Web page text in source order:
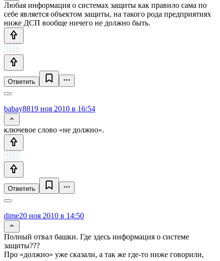
Любая информация о системах защиты как правило сама по
себе является объектом защиты, на такого рода предприятиях
ниже ДСП вообще ничего не должно быть.
Ответить
babay8819 ноя 2010 в 16:54
ключевое слово «не должно».
Ответить
dime20 ноя 2010 в 14:50
Полный отвал башки. Где здесь информация о системе
защиты???
Про «должно» уже сказали, а так же где-то ниже говорили,